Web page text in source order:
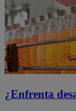
¿Enfrenta